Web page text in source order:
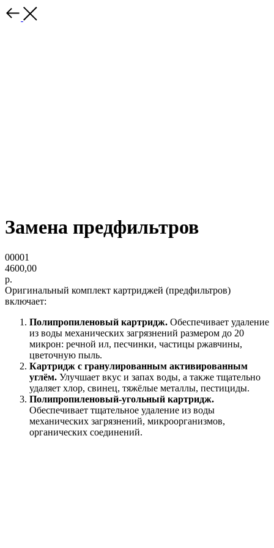
Замена предфильтров
00001
4600,00
р.
Оригинальный комплект картриджей (предфильтров)
включает:
Полипропиленовый картридж. Обеспечивает удаление
из воды механических загрязнений размером до 20
микрон: речной ил, песчинки, частицы ржавчины,
цветочную пыль.
Картридж с гранулированным активированным
углём. Улучшает вкус и запах воды, а также тщательно
удаляет хлор, свинец, тяжёлые металлы, пестициды.
Полипропиленовый-угольный картридж.
Обеспечивает тщательное удаление из воды
механических загрязнений, микроорганизмов,
органических соединений.